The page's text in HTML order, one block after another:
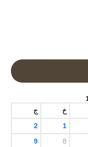
خ ج
1
2
8
9